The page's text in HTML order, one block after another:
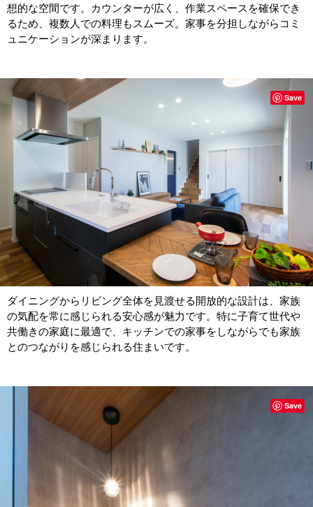
想的な空間です。カウンターが広く、作業スペースを確保でき
るため、複数人での料理もスムーズ。家事を分担しながらコミ
ュニケーションが深まります。
ダイニングからリビング全体を見渡せる開放的な設計は、家族
の気配を常に感じられる安心感が魅力です。特に子育て世代や
共働きの家庭に最適で、キッチンでの家事をしながらでも家族
とのつながりを感じられる住まいです。
Save
Save